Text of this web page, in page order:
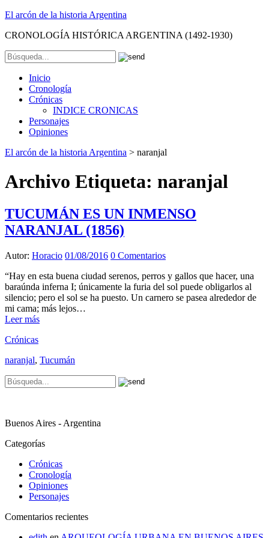
El arcón de la historia Argentina
CRONOLOGÍA HISTÓRICA ARGENTINA (1492-1930)
Inicio
Cronología
Crónicas
INDICE CRONICAS
Personajes
Opiniones
El arcón de la historia Argentina > naranjal
Archivo Etiqueta: naranjal
TUCUMÁN ES UN INMENSO
NARANJAL (1856)
Autor: Horacio 01/08/2016 0 Comentarios
“Hay en esta buena ciudad serenos, perros y gallos que hacer, una
baraúnda inferna I; únicamente la furia del sol puede obligarlos al
silencio; pero el sol se ha puesto. Un carnero se pasea alrededor de
mi cama; más lejos…
Leer más
Crónicas
naranjal, Tucumán
Buenos Aires - Argentina
Categorías
Crónicas
Cronología
Opiniones
Personajes
Comentarios recientes